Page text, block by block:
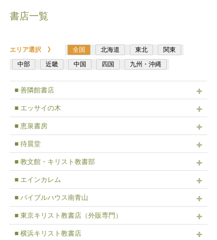
書店一覧
エリア選択 》 全国 北海道 東北
関東
中部
近畿 中国 四国 九州・沖縄
■ 善隣館書店
■ エッサイの木
■ 恵泉書房
■ 待晨堂
■ 教文館・キリスト教書部
■ エインカレム
■ バイブルハウス南青山
■ 東京キリスト教書店（外販専門）
■ 横浜キリスト教書店